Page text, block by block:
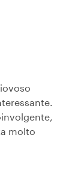
molto